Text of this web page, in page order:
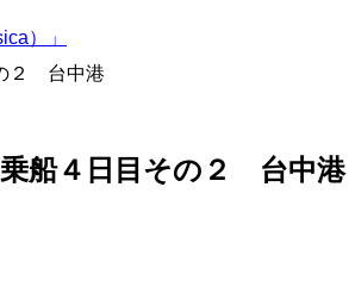
）」
２ 台中港
船４日目その２ 台中港